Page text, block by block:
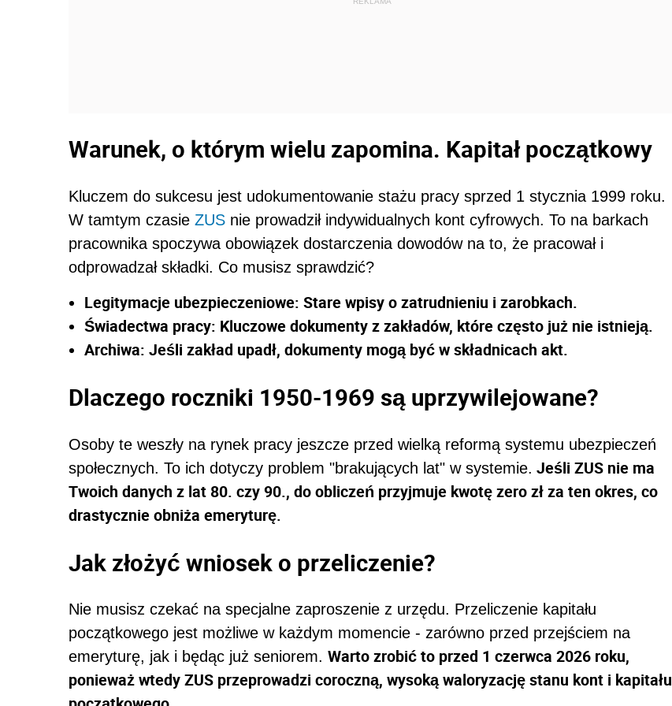
Warunek, o którym wielu zapomina. Kapitał początkowy
Kluczem do sukcesu jest udokumentowanie stażu pracy sprzed 1 stycznia 1999 roku.
W tamtym czasie ZUS nie prowadził indywidualnych kont cyfrowych. To na barkach
pracownika spoczywa obowiązek dostarczenia dowodów na to, że pracował i
odprowadzał składki. Co musisz sprawdzić?
Legitymacje ubezpieczeniowe: Stare wpisy o zatrudnieniu i zarobkach.
Świadectwa pracy: Kluczowe dokumenty z zakładów, które często już nie istnieją.
Archiwa: Jeśli zakład upadł, dokumenty mogą być w składnicach akt.
Dlaczego roczniki 1950-1969 są uprzywilejowane?
Osoby te weszły na rynek pracy jeszcze przed wielką reformą systemu ubezpieczeń
społecznych. To ich dotyczy problem "brakujących lat" w systemie. Jeśli ZUS nie ma
Twoich danych z lat 80. czy 90., do obliczeń przyjmuje kwotę zero zł za ten okres, co
drastycznie obniża emeryturę.
Jak złożyć wniosek o przeliczenie?
Nie musisz czekać na specjalne zaproszenie z urzędu. Przeliczenie kapitału
początkowego jest możliwe w każdym momencie - zarówno przed przejściem na
emeryturę, jak i będąc już seniorem. Warto zrobić to przed 1 czerwca 2026 roku,
ponieważ wtedy ZUS przeprowadzi coroczną, wysoką waloryzację stanu kont i kapitału